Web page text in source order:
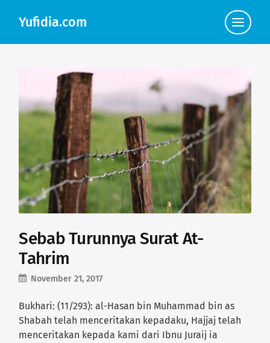
Yufidia.com
Click
to
view
Sebab Turunnya Surat At-
Tahrim
November 21, 2017
Bukhari: (11/293): al-Hasan bin Muhammad bin as
Shabah telah menceritakan kepadaku, Hajjaj telah
menceritakan kepada kami dari Ibnu Juraij ia